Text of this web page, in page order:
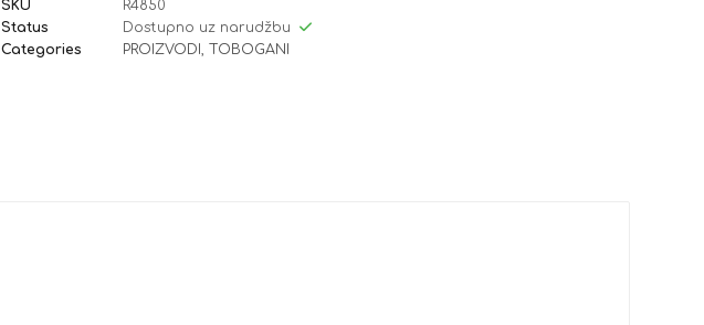
SKU
R4850
Status
Dostupno uz narudžbu
Categories
PROIZVODI,TOBOGANI